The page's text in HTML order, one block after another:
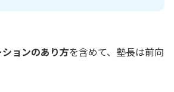
ョンのあり方を含めて、塾長は前向